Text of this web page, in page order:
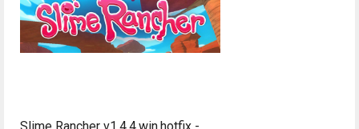
Slime Rancher v1.4.4.win.hotfix -